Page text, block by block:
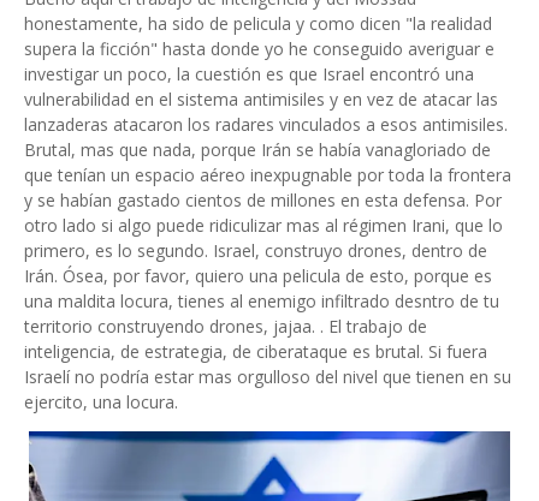
honestamente, ha sido de pelicula y como dicen "la realidad
supera la ficción" hasta donde yo he conseguido averiguar e
investigar un poco, la cuestión es que Israel encontró una
vulnerabilidad en el sistema antimisiles y en vez de atacar las
lanzaderas atacaron los radares vinculados a esos antimisiles.
Brutal, mas que nada, porque Irán se había vanagloriado de
que tenían un espacio aéreo inexpugnable por toda la frontera
y se habían gastado cientos de millones en esta defensa. Por
otro lado si algo puede ridiculizar mas al régimen Irani, que lo
primero, es lo segundo. Israel, construyo drones, dentro de
Irán. Ósea, por favor, quiero una pelicula de esto, porque es
una maldita locura, tienes al enemigo infiltrado desntro de tu
territorio construyendo drones, jajaa. . El trabajo de
inteligencia, de estrategia, de ciberataque es brutal. Si fuera
Israelí no podría estar mas orgulloso del nivel que tienen en su
ejercito, una locura.